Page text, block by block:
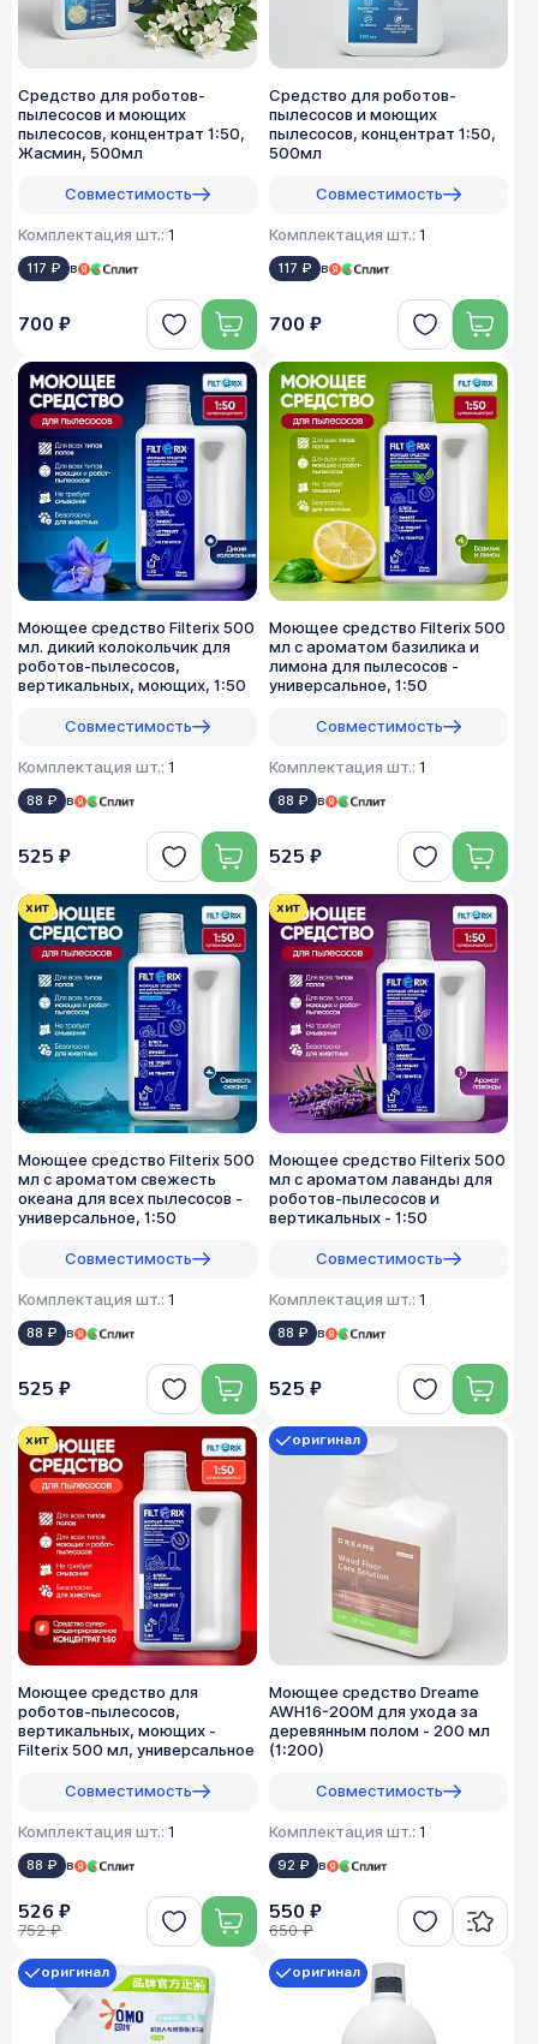
Средство для роботов-
пылесосов и моющих
пылесосов, концентрат 1:50,
Жасмин, 500мл
Совместимость
Комплектация шт.: 1
117 ₽ в
700 ₽
Средство для роботов-
пылесосов и моющих
пылесосов, концентрат 1:50,
500мл
Совместимость
Комплектация шт.: 1
117 ₽ в
700 ₽
Моющее средство Filterix 500
мл. дикий колокольчик для
роботов-пылесосов,
вертикальных, моющих, 1:50
Совместимость
Комплектация шт.: 1
88 ₽ в
525 ₽
Моющее средство Filterix 500
мл с ароматом базилика и
лимона для пылесосов -
универсальное, 1:50
Совместимость
Комплектация шт.: 1
88 ₽ в
525 ₽
Моющее средство Filterix 500
мл с ароматом свежесть
океана для всех пылеcосов -
универсальное, 1:50
Совместимость
Комплектация шт.: 1
88 ₽ в
хит
525 ₽
Моющее средство Filterix 500
мл с ароматом лаванды для
роботов-пылесосов и
вертикальных - 1:50
Совместимость
Комплектация шт.: 1
88 ₽ в
хит
525 ₽
Моющее средство для
роботов-пылесосов,
вертикальных, моющих -
Filterix 500 мл, универсальное
Совместимость
Комплектация шт.: 1
88 ₽ в
хит
526 ₽
752 ₽
Моющее средство Dreame
AWH16-200M для ухода за
деревянным полом - 200 мл
(1:200)
Совместимость
Комплектация шт.: 1
92 ₽ в
оригинал
550 ₽
650 ₽
оригинал оригинал